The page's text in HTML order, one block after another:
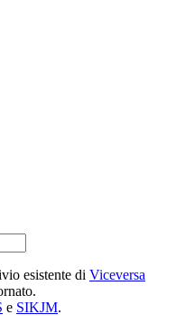
esistente di Viceversa
e SIKJM.